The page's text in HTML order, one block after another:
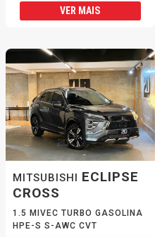
VER MAIS
MITSUBISHI ECLIPSE
CROSS
1.5 MIVEC TURBO GASOLINA
HPE-S S-AWC CVT